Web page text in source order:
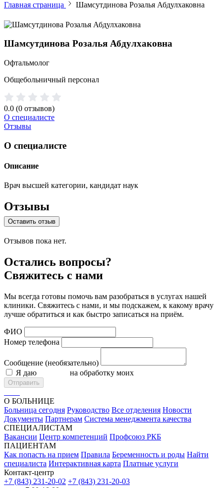
Главная страница
Шамсутдинова Розалья Абдулхаковна
Шамсутдинова Розалья Абдулхаковна
Офтальмолог
Общебольничный персонал
0.0 (0 отзывов)
О специалисте
Отзывы
О специалисте
Описание
Врач высшей категории, кандидат наук
Отзывы
Оставить отзыв
Отзывов пока нет.
Остались вопросы?
Свяжитесь с нами
Мы всегда готовы помочь вам разобраться в услугах нашей
клиники. Свяжитесь с нами, и мы подскажем, к какому врачу
лучше обратиться и как быстро записаться на приём.
ФИО
Номер телефона
Сообщение (необязательно)
Я даю
на обработку моих
Отправить
О БОЛЬНИЦЕ
Больница сегодня Руководство Все отделения Новости
Документы Партнерам Система менеджмента качества
СПЕЦИАЛИСТАМ
Вакансии Центр компетенций Профсоюз РКБ
ПАЦИЕНТАМ
Как попасть на прием Правила Беременность и роды Найти
специалиста Интерактивная карта Платные услуги
Контакт-центр
+7 (843) 231-20-02 +7 (843) 231-20-03